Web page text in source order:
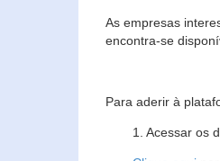
As empresas
encontra-se
Para aderir à
1. Acessar os